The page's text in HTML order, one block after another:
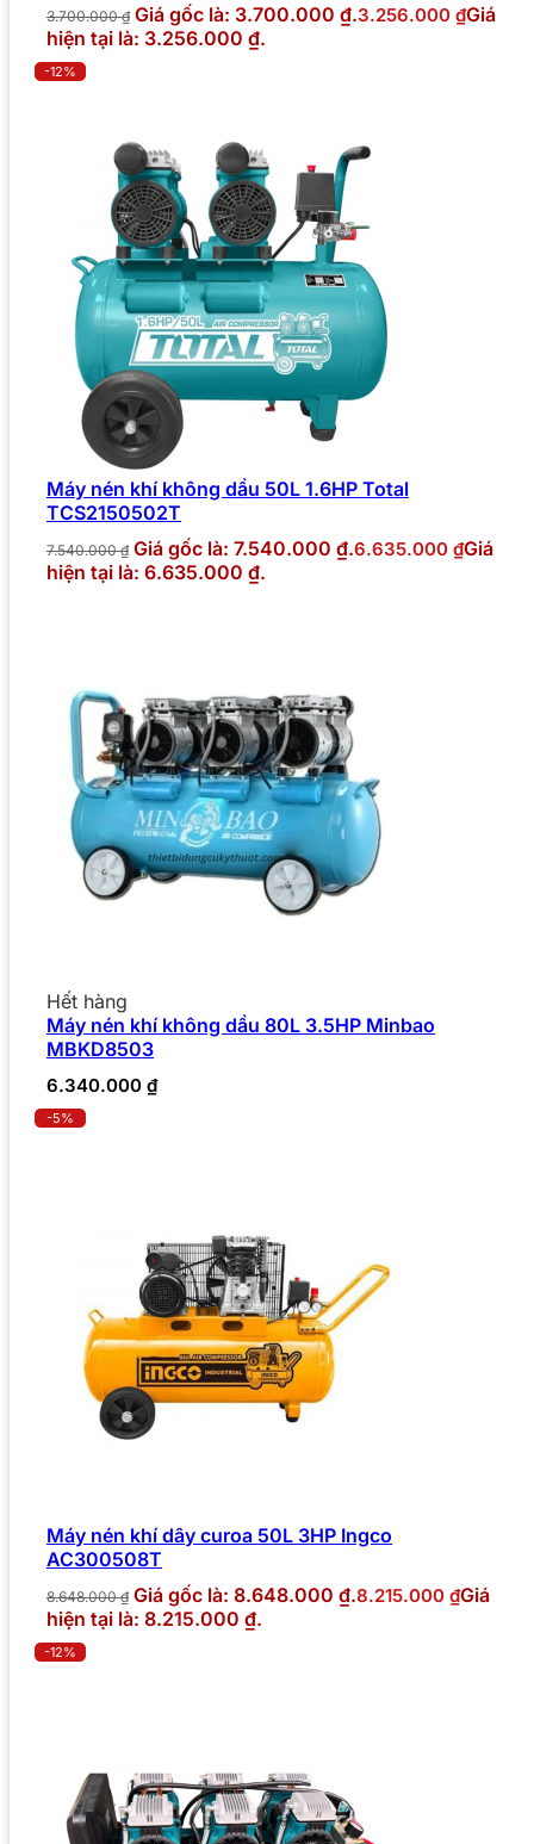
3.700.000₫ Giá gốc là: 3.700.000 ₫.3.256.000 ₫Giá
hiện tại là: 3.256.000 ₫.
-12%
Máy nén khí không dầu 50L 1.6HP Total
TCS2150502T
7.540.000₫ Giá gốc là: 7.540.000 ₫.6.635.000 ₫Giá
hiện tại là: 6.635.000 ₫.
Hết hàng
Máy nén khí không dầu 80L 3.5HP Minbao
MBKD8503
6.340.000 ₫
-5%
Máy nén khí dây curoa 50L 3HP Ingco
AC300508T
8.648.000₫ Giá gốc là: 8.648.000 ₫.8.215.000 ₫Giá
hiện tại là: 8.215.000 ₫.
-12%